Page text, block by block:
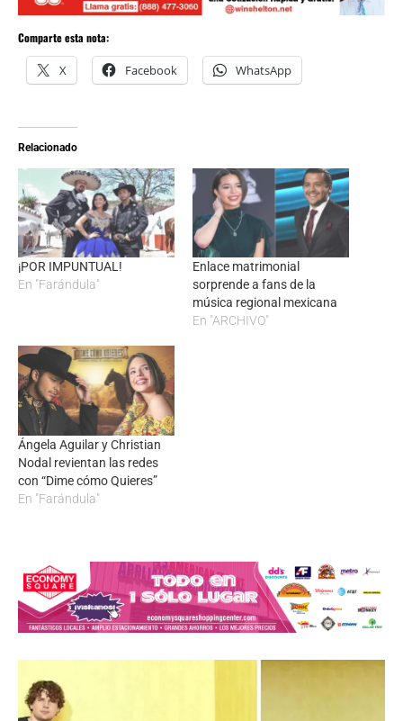
Comparte esta nota:
X Facebook WhatsApp
Relacionado
¡POR IMPUNTUAL!
En "Farándula"
Enlace matrimonial
sorprende a fans de la
música regional mexicana
En "ARCHIVO"
Ángela Aguilar y Christian
Nodal revientan las redes
con “Dime cómo Quieres”
En "Farándula"